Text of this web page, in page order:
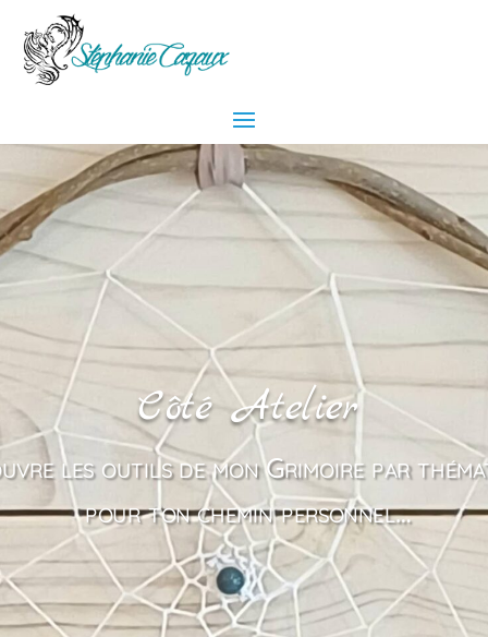
Côté Atelier
les outils de mon Grimoire par
pour ton chemin personnel…